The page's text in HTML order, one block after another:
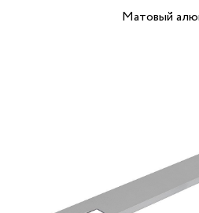
Матовый